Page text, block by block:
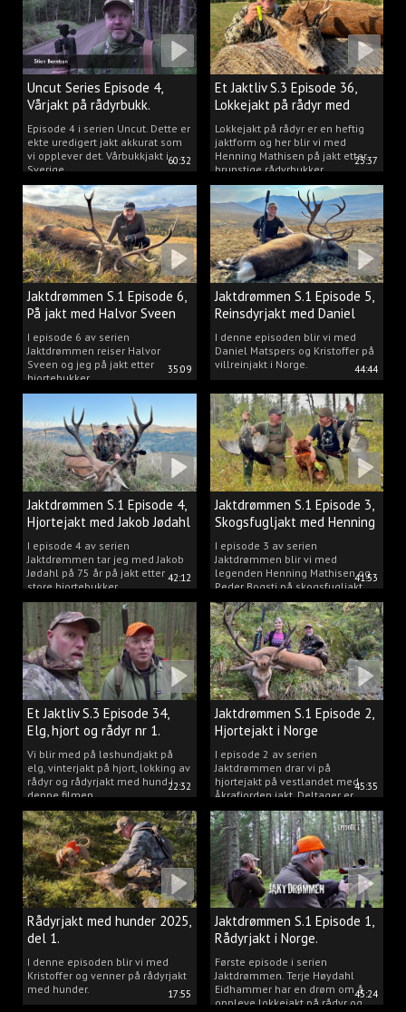
60:32
Uncut Series Episode 4,
Vårjakt på rådyrbukk.
Episode 4 i serien Uncut. Dette er
ekte uredigert jakt akkurat som
vi opplever det. Vårbukkjakt i
Sverige.
23:37
Et Jaktliv S.3 Episode 36,
Lokkejakt på rådyr med
Henning Mathisen
Lokkejakt på rådyr er en heftig
jaktform og her blir vi med
Henning Mathisen på jakt etter
brunstige rådyrbukker.
35:09
Jaktdrømmen S.1 Episode 6,
På jakt med Halvor Sveen
I episode 6 av serien
Jaktdrømmen reiser Halvor
Sveen og jeg på jakt etter
hjortebukker.
44:44
Jaktdrømmen S.1 Episode 5,
Reinsdyrjakt med Daniel
Matspers.
I denne episoden blir vi med
Daniel Matspers og Kristoffer på
villreinjakt i Norge.
42:12
Jaktdrømmen S.1 Episode 4,
Hjortejakt med Jakob Jødahl
I episode 4 av serien
Jaktdrømmen tar jeg med Jakob
Jødahl på 75 år på jakt etter
store hjortebukker.
41:53
Jaktdrømmen S.1 Episode 3,
Skogsfugljakt med Henning
og Peder
I episode 3 av serien
Jaktdrømmen blir vi med
legenden Henning Mathisen og
Peder Bogsti på skogsfugljakt.
22:32
Et Jaktliv S.3 Episode 34,
Elg, hjort og rådyr nr 1.
2025
Vi blir med på løshundjakt på
elg, vinterjakt på hjort, lokking av
rådyr og rådyrjakt med hund i
denne filmen.
45:35
Jaktdrømmen S.1 Episode 2,
Hjortejakt i Norge
I episode 2 av serien
Jaktdrømmen drar vi på
hjortejakt på vestlandet med
Åkrafjorden jakt. Deltager er
Michelle Sofi Thomassen.
17:55
Rådyrjakt med hunder 2025,
del 1.
I denne episoden blir vi med
Kristoffer og venner på rådyrjakt
med hunder.
45:24
Jaktdrømmen S.1 Episode 1,
Rådyrjakt i Norge.
Første episode i serien
Jaktdrømmen. Terje Høydahl
Eidhammer har en drøm om å
oppleve lokkejakt på rådyr og